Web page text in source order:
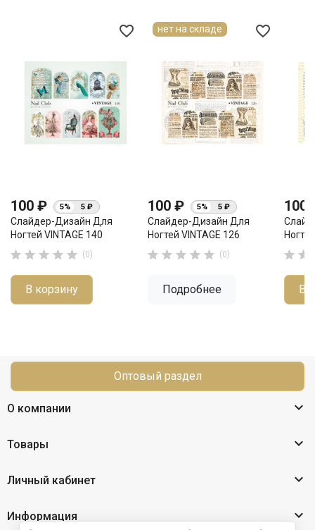
favorite_border
100 ₽ 5% 5 ₽
Слайдер-Дизайн Для
Ногтей VINTAGE 140
     (0)
В корзину
favorite_border
100 ₽ 5% 5 ₽
Слайдер-Дизайн Для
Ногтей VINTAGE 126
     (0)
Подробнее
нет на складе
100
 
В
Оптовый раздел
О компании 
Товары 
Личный кабинет 
Информация 